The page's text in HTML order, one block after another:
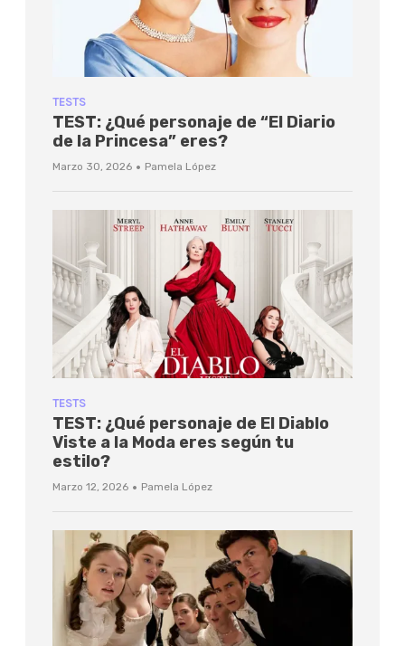
TESTS
TEST: ¿Qué personaje de “El Diario
de la Princesa” eres?
Marzo 30, 2026 · Pamela López
TESTS
TEST: ¿Qué personaje de El Diablo
Viste a la Moda eres según tu
estilo?
Marzo 12, 2026 · Pamela López